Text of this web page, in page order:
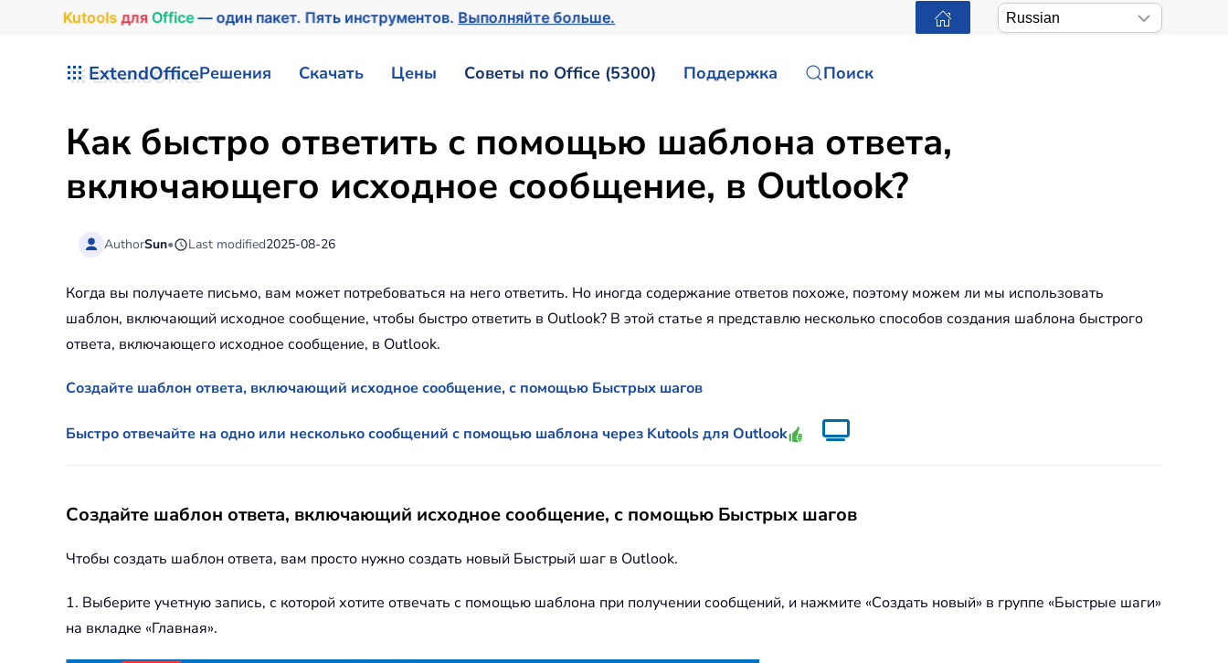
Kutools для Office— один пакет. Пять инструментов.Выполняйте больше.
ExtendOfficeРешения Скачать Цены Советы по Office (5300) Поддержка Поиск
Как быстро ответить с помощью шаблона ответа,
включающего исходное сообщение, в Outlook?
AuthorSun• Last modified2025-08-26
Когда вы получаете письмо, вам может потребоваться на него ответить. Но иногда содержание ответов похоже, поэтому можем ли мы использовать
шаблон, включающий исходное сообщение, чтобы быстро ответить в Outlook? В этой статье я представлю несколько способов создания шаблона быстрого
ответа, включающего исходное сообщение, в Outlook.
Создайте шаблон ответа, включающий исходное сообщение, с помощью Быстрых шагов
Быстро отвечайте на одно или несколько сообщений с помощью шаблона через Kutools для Outlook
Создайте шаблон ответа, включающий исходное сообщение, с помощью Быстрых шагов
Чтобы создать шаблон ответа, вам просто нужно создать новый Быстрый шаг в Outlook.
1. Выберите учетную запись, с которой хотите отвечать с помощью шаблона при получении сообщений, и нажмите «Создать новый» в группе «Быстрые шаги»
на вкладке «Главная».